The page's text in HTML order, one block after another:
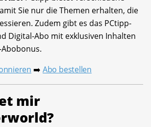
Sie nur die Themen erhalten, die
Zudem gibt es das PCtipp-
Digital-Abo mit exklusiven Inhalten
➡️ Abo bestellen
mir